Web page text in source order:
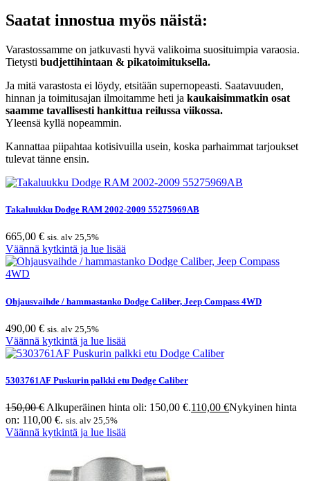
Saatat innostua myös näistä:
Varastossamme on jatkuvasti hyvä valikoima suosituimpia varaosia.
Tietysti budjettihintaan & pikatoimituksella.
Ja mitä varastosta ei löydy, etsitään supernopeasti. Saatavuuden,
hinnan ja toimitusajan ilmoitamme heti ja kaukaisimmatkin osat
saamme tavallisesti hankittua reilussa viikossa.
Yleensä kyllä nopeammin.
Kannattaa piipahtaa kotisivuilla usein, koska parhaimmat tarjoukset
tulevat tänne ensin.
Takaluukku Dodge RAM 2002-2009 55275969AB
665,00 € sis. alv 25,5%
Väännä kytkintä ja lue lisää
Ohjausvaihde / hammastanko Dodge Caliber, Jeep Compass 4WD
490,00 € sis. alv 25,5%
Väännä kytkintä ja lue lisää
5303761AF Puskurin palkki etu Dodge Caliber
150,00€ Alkuperäinen hinta oli: 150,00 €.110,00 €Nykyinen hinta
on: 110,00 €. sis. alv 25,5%
Väännä kytkintä ja lue lisää